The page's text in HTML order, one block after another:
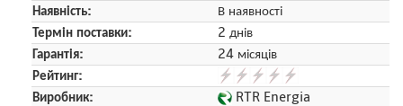
Наявність:
В наявності
Термін поставки:
2 днів
Гарантія:
24 місяців
Рейтинг:
Виробник:
RTR Energia